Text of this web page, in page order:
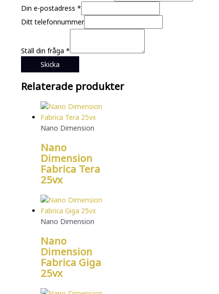
Din e-postadress *
Ditt telefonnummer
Ställ din fråga *
Skicka
Relaterade produkter
Nano Dimension
Nano
Dimension
Fabrica Tera
25vx
Nano Dimension
Nano
Dimension
Fabrica Giga
25vx